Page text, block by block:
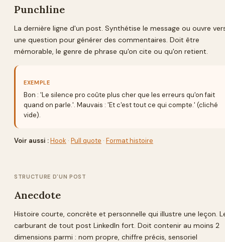
Punchline
La dernière ligne d'un post. Synthétise le message ou ouvre
une question pour générer des commentaires. Doit être
mémorable, le genre de phrase qu'on cite ou qu'on retient.
EXEMPLE
Bon : 'Le silence pro coûte plus cher que les erreurs qu'on fait
quand on parle.'. Mauvais : 'Et c'est tout ce qui compte.' (cliché
vide).
Voir aussi :Hook · Pull quote · Format histoire
STRUCTURE D'UN POST
Anecdote
Histoire courte, concrète et personnelle qui illustre une leçon.
carburant de tout post LinkedIn fort. Doit contenir au moins 2
dimensions parmi : nom propre, chiffre précis, sensoriel